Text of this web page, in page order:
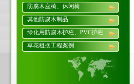
防腐木座椅、休闲椅
其他防腐木制品
绿化用防腐木护栏、PVC护栏
草花租摆工程案例